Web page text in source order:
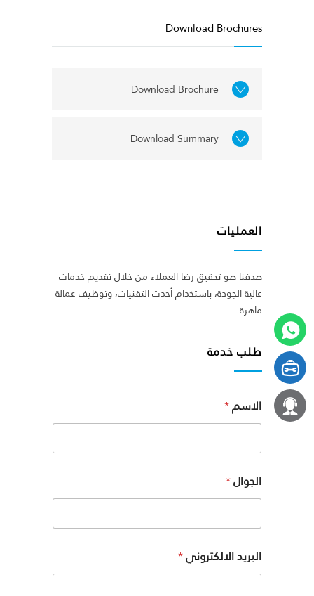
Download Brochures
Download Brochure
Download Summary
العمليات
هدفنا هو تحقيق رضا العملاء من خلال تقديم خدمات
عالية الجودة، باستخدام أحدث التقنيات، وتوظيف عمالة
ماهرة
طلب خدمة
الاسم*
الجوال*
البريد الالكتروني*